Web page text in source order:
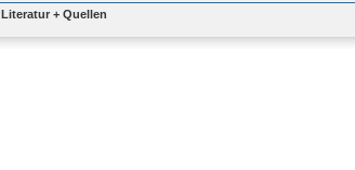
Literatur + Quellen